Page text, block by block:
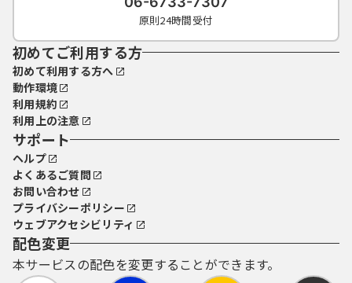
原則24時間受付
初めてご利用する方
初めて利用する方へ
動作環境
利用規約
利用上の注意
サポート
ヘルプ
よくあるご質問
お問い合わせ
プライバシーポリシー
ウェブアクセシビリティ
配色変更
本サービスの配色を変更することができます。